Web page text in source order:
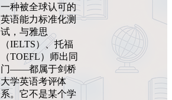
一种被全球认可的
英语能力标准化测
试，与雅思
（IELTS）、托福
（TOEFL）师出同
门——都属于剑桥
大学英语考评体
系。它不是某个学